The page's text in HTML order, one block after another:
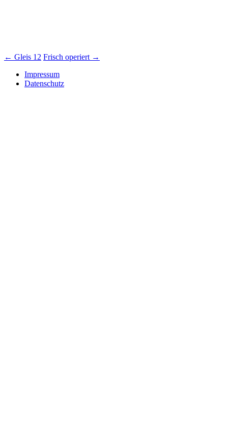
Beitrags-
Navigation
← Gleis 12 Frisch operiert →
Impressum
Datenschutz